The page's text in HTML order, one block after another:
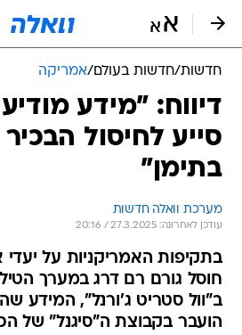
חדשות/חדשות בעולם/אמריקה
דיווח: "מידע
סייע לחיסול
בתימן"
מערכת וואלה חדשות
עודכן לאחרונה: 27.3.2025 / 20:16
בתקיפות האמריקניות על יעדי
חוסל גורם רם דרג במערך
ב"וול סטריט ג'ורנל", המידע
הועבר בקבוצת ה"סיגנל" של